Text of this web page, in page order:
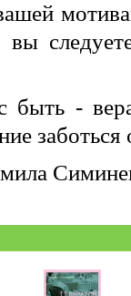
вы
быть -
заботься